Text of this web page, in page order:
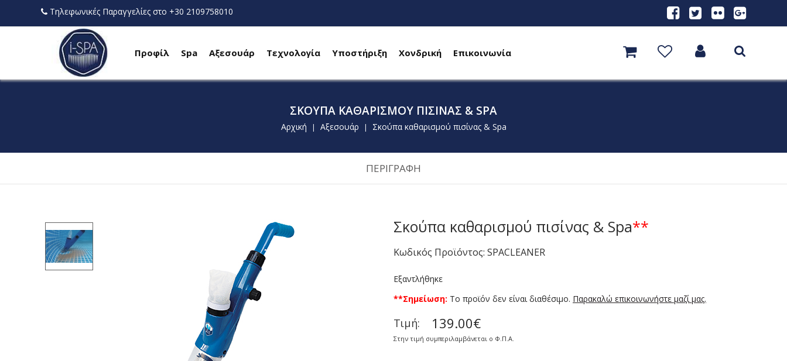
Προφίλ Spa Αξεσουάρ Τεχνολογία Υποστήριξη Χονδρική Επικοινωνία
ΣΚΟΎΠΑ ΚΑΘΑΡΙΣΜΟΎ ΠΙΣΊΝΑΣ & SPA
Αρχική | Αξεσουάρ | Σκούπα καθαρισμού πισίνας & Spa
ΠΕΡΙΓΡΑΦΗ
Σκούπα καθαρισμού πισίνας & Spa**
Κωδικός Προϊόντος: SPACLEANER
Εξαντλήθηκε
**Σημείωση: To προϊόν δεν είναι διαθέσιμο. Παρακαλώ επικοινωνήστε μαζί μας.
Τιμή: 139.00€
Στην τιμή συμπεριλαμβάνεται ο Φ.Π.Α.
Τηλεφωνικές Παραγγελίες στο +30 2109758010